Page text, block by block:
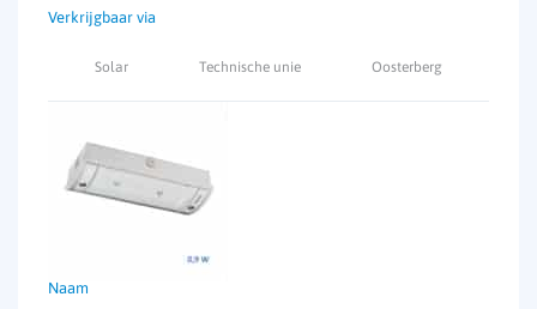
Solar Technische unie Oosterberg